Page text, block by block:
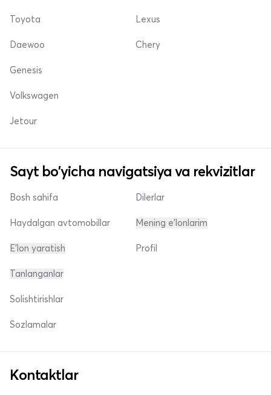
Toyota
Daewoo
Lexus
Chery
Genesis
Volkswagen
Jetour
Sayt bo'yicha navigatsiya va rekvizitlar
Bosh sahifa
Haydalgan avtomobillar
E'lon yaratish
Dilerlar
Mening e'lonlarim
Profil
Tanlanganlar
Solishtirishlar
Sozlamalar
Kontaktlar